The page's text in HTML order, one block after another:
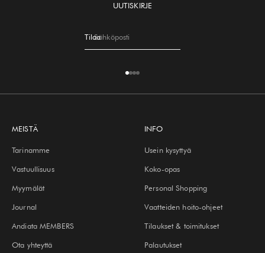
UUTISKIRJE
Sähköposti
Tilaa
MEISTÄ
Tarinamme
Vastuullisuus
Myymälät
Journal
Andiata MEMBERS
Ota yhteyttä
INFO
Usein kysyttyä
Koko-opas
Personal Shopping
Vaatteiden hoito-ohjeet
Tilaukset & toimitukset
Palautukset